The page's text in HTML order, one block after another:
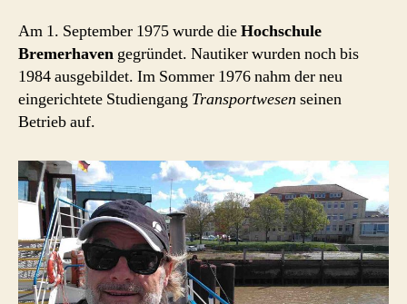
Am 1. September 1975 wurde dieHochschule
Bremerhaven gegründet. Nautiker wurden noch bis
1984 ausgebildet. Im Sommer 1976 nahm der neu
eingerichtete Studiengang Transportwesen seinen
Betrieb auf.